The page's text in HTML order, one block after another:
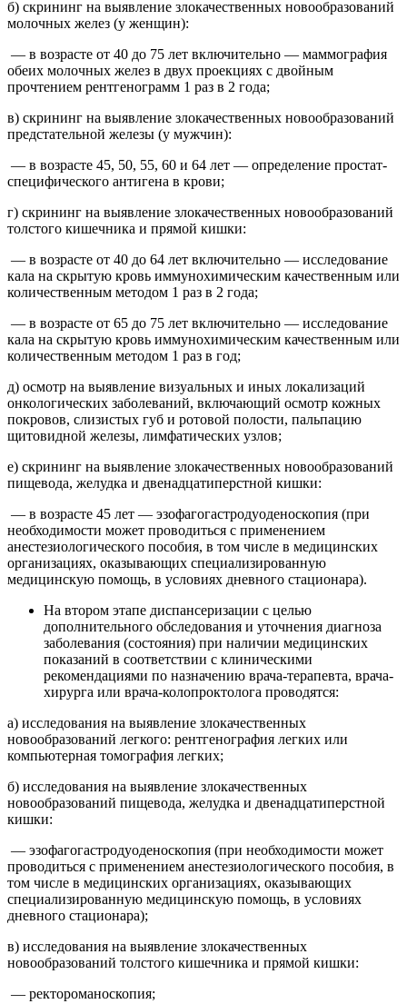
б) скрининг на выявление злокачественных новообразований
молочных желез (у женщин):
— в возрасте от 40 до 75 лет включительно — маммография
обеих молочных желез в двух проекциях с двойным
прочтением рентгенограмм 1 раз в 2 года;
в) скрининг на выявление злокачественных новообразований
предстательной железы (у мужчин):
— в возрасте 45, 50, 55, 60 и 64 лет — определение простат-
специфического антигена в крови;
г) скрининг на выявление злокачественных новообразований
толстого кишечника и прямой кишки:
— в возрасте от 40 до 64 лет включительно — исследование
кала на скрытую кровь иммунохимическим качественным или
количественным методом 1 раз в 2 года;
— в возрасте от 65 до 75 лет включительно — исследование
кала на скрытую кровь иммунохимическим качественным или
количественным методом 1 раз в год;
д) осмотр на выявление визуальных и иных локализаций
онкологических заболеваний, включающий осмотр кожных
покровов, слизистых губ и ротовой полости, пальпацию
щитовидной железы, лимфатических узлов;
е) скрининг на выявление злокачественных новообразований
пищевода, желудка и двенадцатиперстной кишки:
— в возрасте 45 лет — эзофагогастродуоденоскопия (при
необходимости может проводиться с применением
анестезиологического пособия, в том числе в медицинских
организациях, оказывающих специализированную
медицинскую помощь, в условиях дневного стационара).
На втором этапе диспансеризации с целью
дополнительного обследования и уточнения диагноза
заболевания (состояния) при наличии медицинских
показаний в соответствии с клиническими
рекомендациями по назначению врача-терапевта, врача-
хирурга или врача-колопроктолога проводятся:
а) исследования на выявление злокачественных
новообразований легкого: рентгенография легких или
компьютерная томография легких;
б) исследования на выявление злокачественных
новообразований пищевода, желудка и двенадцатиперстной
кишки:
— эзофагогастродуоденоскопия (при необходимости может
проводиться с применением анестезиологического пособия, в
том числе в медицинских организациях, оказывающих
специализированную медицинскую помощь, в условиях
дневного стационара);
в) исследования на выявление злокачественных
новообразований толстого кишечника и прямой кишки:
— ректороманоскопия;